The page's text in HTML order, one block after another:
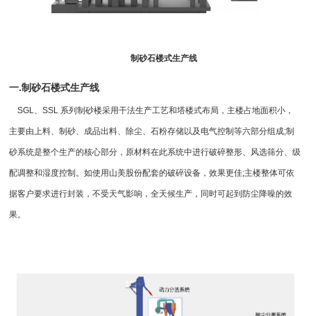
制砂石楼式生产线
一.制砂石楼式生产线
SGL、SSL 系列制砂楼采用干法生产工艺和塔楼式布局，主楼占地面积小，
主要由上料、制砂、成品出料、除尘、石粉存储以及电气控制等六部分组成;制
砂系统是整个生产的核心部分，原材料在此系统中进行破碎整形、风选筛分、级
配调整和湿度控制。如使用山美股份配套的破碎设备 ，效果更佳;主楼整体可依
据客户要求进行封装，不受天气影响，全天候生产，同时可起到防尘降噪的效
果。